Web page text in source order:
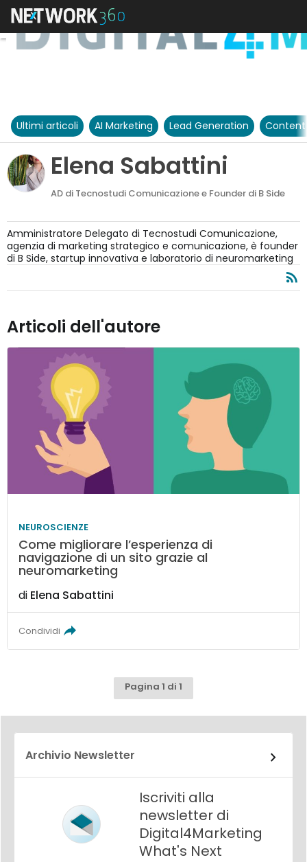
Ultimi articoli AI Marketing Lead Generation
Elena Sabattini
AD di Tecnostudi Comunicazione e Founder di B Side
Amministratore Delegato di Tecnostudi Comunicazione,
agenzia di marketing strategico e comunicazione, è founder
di B Side, startup innovativa e laboratorio di neuromarketing
Articoli dell'autore
NEUROSCIENZE
Come migliorare l’esperienza di
navigazione di un sito grazie al
neuromarketing
di Elena Sabattini
Condividi
Pagina 1 di 1
Archivio Newsletter
Iscriviti alla
newsletter di
Digital4Marketing
What's Next